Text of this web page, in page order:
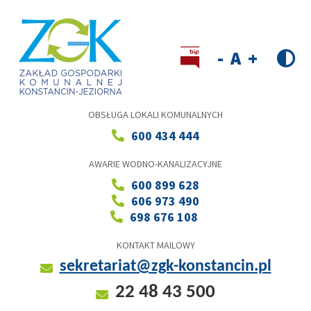
OBSŁUGA LOKALI KOMUNALNYCH
600 434 444
AWARIE WODNO-KANALIZACYJNE
600 899 628
606 973 490
698 676 108
KONTAKT MAILOWY
sekretariat@zgk-konstancin.pl
22 48 43 500
size